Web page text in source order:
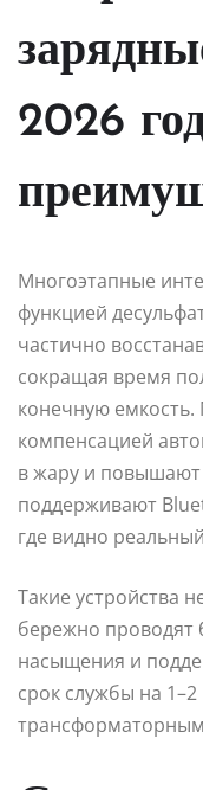
2026
Многоэтапные
функцией
частично
сокращая время
конечную
компенсацией
в жару и
поддерживают
где видно
Такие устройства
бережно проводят
насыщения и
срок службы на